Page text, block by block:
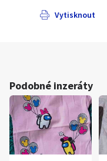
Vytisknout
Podobné inzeráty